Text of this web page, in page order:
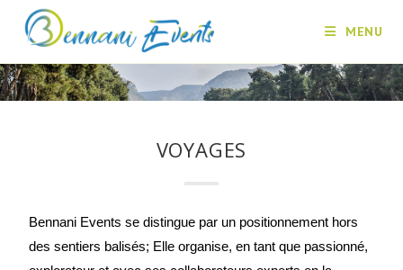
MENU
VOYAGES
Bennani Events se distingue par un positionnement hors
des sentiers balisés; Elle organise, en tant que passionné,